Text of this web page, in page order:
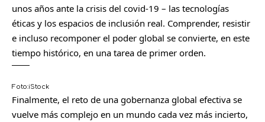
unos años ante la crisis del covid-19 – las tecnologías
éticas y los espacios de inclusión real. Comprender, resistir
e incluso recomponer el poder global se convierte, en este
tiempo histórico, en una tarea de primer orden.
Foto:iStock
Finalmente, el reto de una gobernanza global efectiva se
vuelve más complejo en un mundo cada vez más incierto,